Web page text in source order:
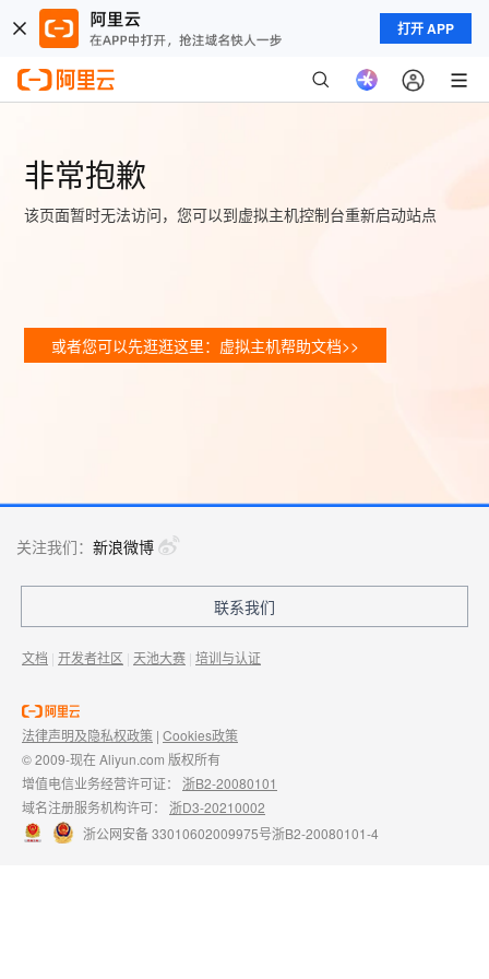
打开 APP
非常抱歉
该页面暂时无法访问，您可以到虚拟主机控制台重新启动站点
或者您可以先逛逛这里：虚拟主机帮助文档>>